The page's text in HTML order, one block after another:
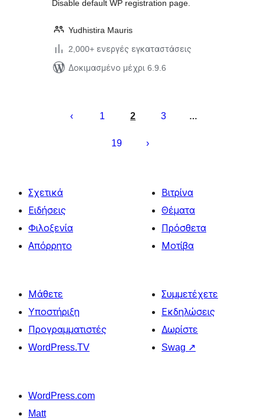
Disable default WP registration page.
Yudhistira Mauris
2,000+ ενεργές εγκαταστάσεις
Δοκιμασμένο μέχρι 6.9.6
άρθρων
1 2 3 …
19
Σχετικά
Ειδήσεις
Φιλοξενία
Απόρρητο
Βιτρίνα
Θέματα
Πρόσθετα
Μοτίβα
Μάθετε
Υποστήριξη
Προγραμματιστές
WordPress.TV
Συμμετέχετε
Εκδηλώσεις
Δωρίστε
Swag ↗
WordPress.com
Matt